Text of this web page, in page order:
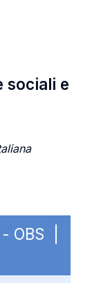
sociali e
OBS |